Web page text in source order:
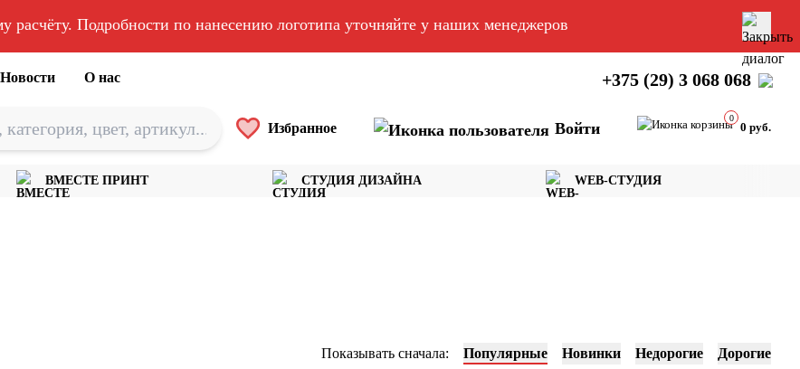
расчёту. Подробности по нанесению логотипа уточняйте у наших менеджеров
Новости О нас +375 (29) 3 068 068
Избранное Войти
0
0 руб.
ВМЕСТЕ ПРИНТ СТУДИЯ ДИЗАЙНА WEB-СТУДИЯ
Показывать сначала: Популярные Новинки Недорогие Дорогие